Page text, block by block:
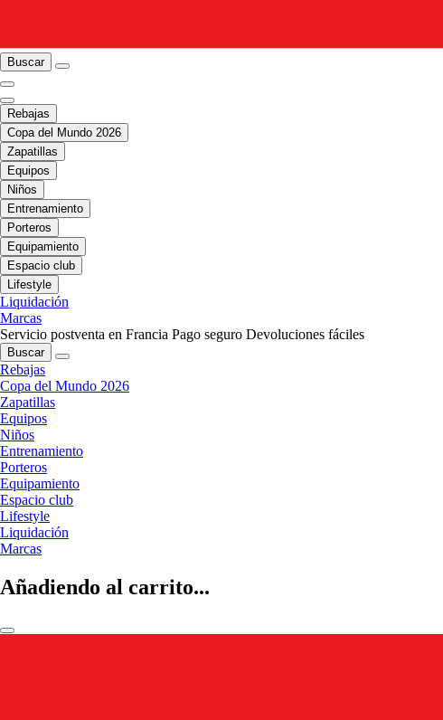
Buscar
Rebajas
Copa del Mundo 2026
Zapatillas
Equipos
Niños
Entrenamiento
Porteros
Equipamiento
Espacio club
Lifestyle
Liquidación
Marcas
Servicio postventa en Francia Pago seguro Devoluciones fáciles
Buscar
Rebajas
Copa del Mundo 2026
Zapatillas
Equipos
Niños
Entrenamiento
Porteros
Equipamiento
Espacio club
Lifestyle
Liquidación
Marcas
Añadiendo al carrito...